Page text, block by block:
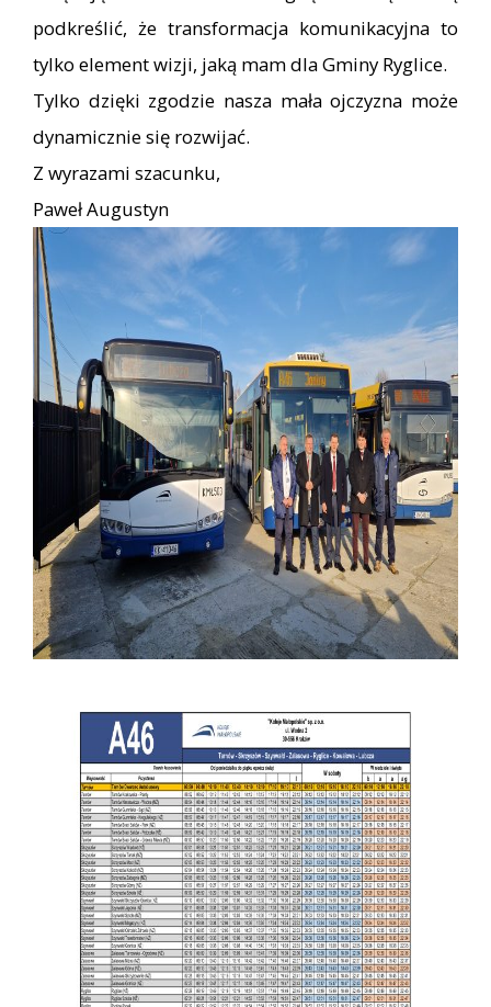
podkreślić, że transformacja komunikacyjna to
tylko element wizji, jaką mam dla Gminy Ryglice.
Tylko dzięki zgodzie nasza mała ojczyzna może
dynamicznie się rozwijać.
Z wyrazami szacunku,
Paweł Augustyn